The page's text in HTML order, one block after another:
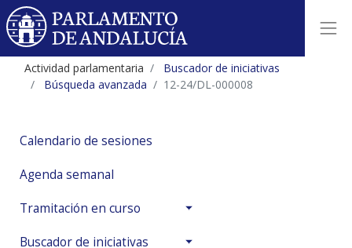
Actividad parlamentaria
Buscador de iniciativas
Búsqueda avanzada
12-24/DL-000008
Calendario de sesiones
Agenda semanal
Tramitación en curso
Buscador de iniciativas